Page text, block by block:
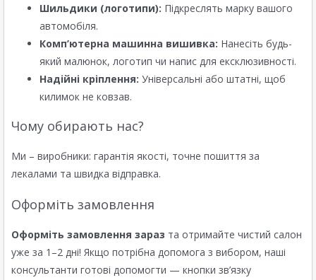
Шильдики (логотипи): Підкреслять марку вашого
автомобіля.
Комп’ютерна машинна вишивка: Нанесіть будь-
який малюнок, логотип чи напис для ексклюзивності.
Надійні кріплення: Універсальні або штатні, щоб
килимок не ковзав.
Чому обирають нас?
Ми – виробники: гарантія якості, точне пошиття за
лекалами та швидка відправка.
Оформіть замовлення
Оформіть замовлення зараз та отримайте чистий салон
уже за 1–2 дні! Якщо потрібна допомога з вибором, наші
консультанти готові допомогти — кнопки зв’язку